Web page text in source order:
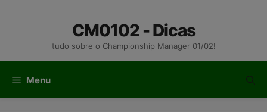
CM0102 - Dicas
tudo sobre o Championship Manager 01/02!
Menu